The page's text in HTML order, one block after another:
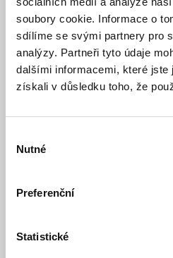
soubory cookie. Informace o
sdílíme se svými partnery pro
analýzy. Partneři tyto údaje
dalšími informacemi, které jste
získali v důsledku toho, že
souhlasu
Nutné
Preferenční
Statistické
venkovních prostor Vám
zahradu či bazén s
náklady na energie. Rychle
jejich pořízení. Moderní
investice do domácnosti
Akce
nástěnná svítidla